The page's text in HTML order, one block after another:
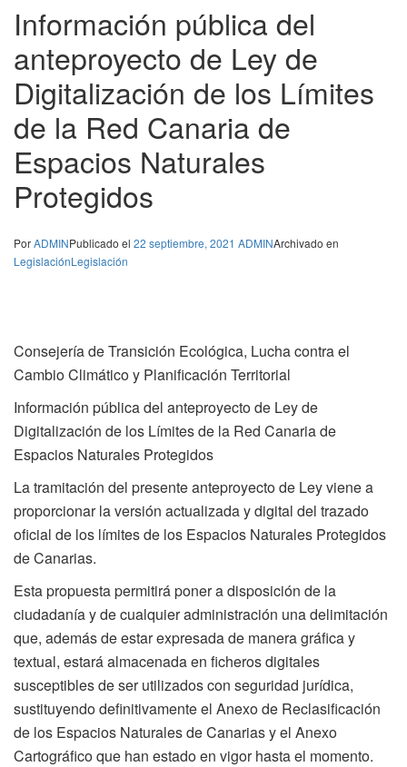
Información pública del
anteproyecto de Ley de
Digitalización de los Límites
de la Red Canaria de
Espacios Naturales
Protegidos
PorADMINPublicado el 22 septiembre, 2021 ADMINArchivado en
LegislaciónLegislación
Consejería de Transición Ecológica, Lucha contra el
Cambio Climático y Planificación Territorial
Información pública del anteproyecto de Ley de
Digitalización de los Límites de la Red Canaria de
Espacios Naturales Protegidos
La tramitación del presente anteproyecto de Ley viene a
proporcionar la versión actualizada y digital del trazado
oficial de los límites de los Espacios Naturales Protegidos
de Canarias.
Esta propuesta permitirá poner a disposición de la
ciudadanía y de cualquier administración una delimitación
que, además de estar expresada de manera gráfica y
textual, estará almacenada en ficheros digitales
susceptibles de ser utilizados con seguridad jurídica,
sustituyendo definitivamente el Anexo de Reclasificación
de los Espacios Naturales de Canarias y el Anexo
Cartográfico que han estado en vigor hasta el momento.